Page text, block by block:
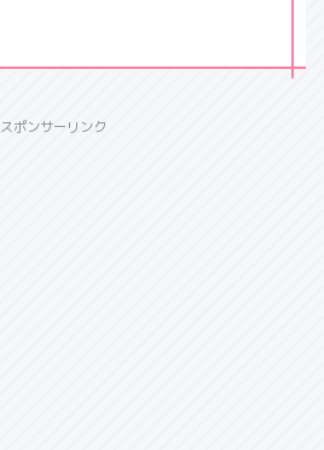
スポンサーリンク